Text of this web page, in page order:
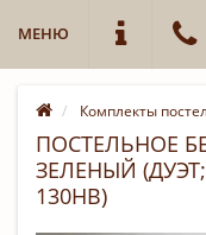
МЕНЮ
Комплекты
ПОСТЕЛЬНОЕ
ЗЕЛЕНЫЙ
130HB)